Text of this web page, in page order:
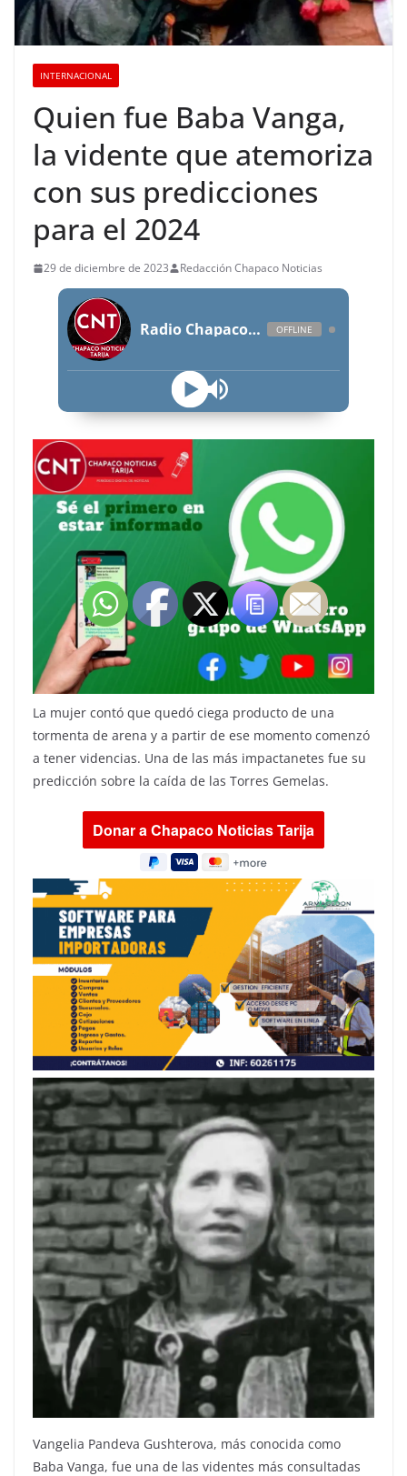
INTERNACIONAL
Quien fue Baba Vanga,
la vidente que atemoriza
con sus predicciones
para el 2024
29 de diciembre de 2023 Redacción Chapaco Noticias
Radio Chapaco Noticias Las 24 horas en vivo OFFLINE
La mujer contó que quedó ciega producto de una
tormenta de arena y a partir de ese momento comenzó
a tener videncias. Una de las más impactanetes fue su
predicción sobre la caída de las Torres Gemelas.
Vangelia Pandeva Gushterova, más conocida como
Baba Vanga, fue una de las videntes más consultadas